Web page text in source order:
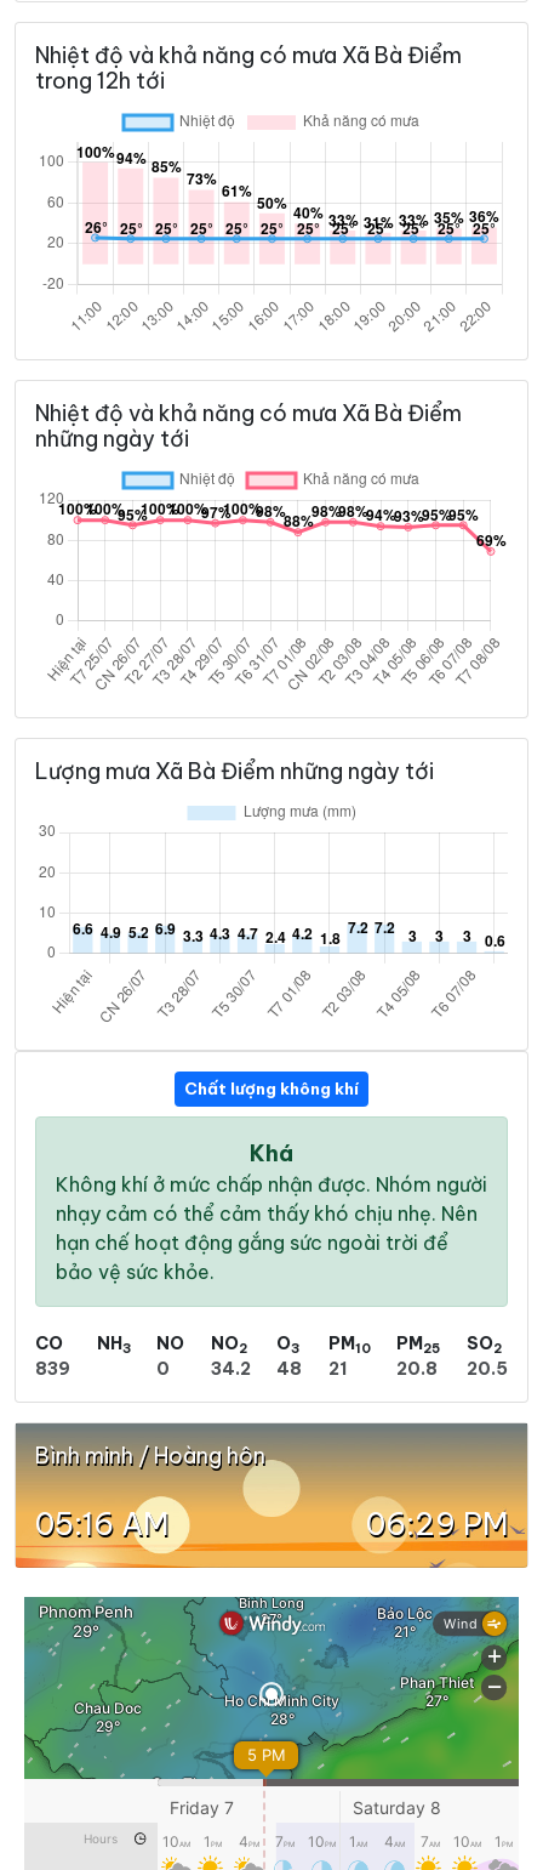
Nhiệt độ và khả năng có mưa Xã Bà Điểm
trong 12h tới
Nhiệt độ và khả năng có mưa Xã Bà Điểm
những ngày tới
Lượng mưa Xã Bà Điểm những ngày tới
Chất lượng không khí
Khá
Không khí ở mức chấp nhận được. Nhóm người
nhạy cảm có thể cảm thấy khó chịu nhẹ. Nên
hạn chế hoạt động gắng sức ngoài trời để
bảo vệ sức khỏe.
CO
839
NH3
NO
0
NO2
34.2
O3
48
PM10
21
PM25
20.8
SO2
20.5
Bình minh / Hoàng hôn
05:16 AM 06:29 PM